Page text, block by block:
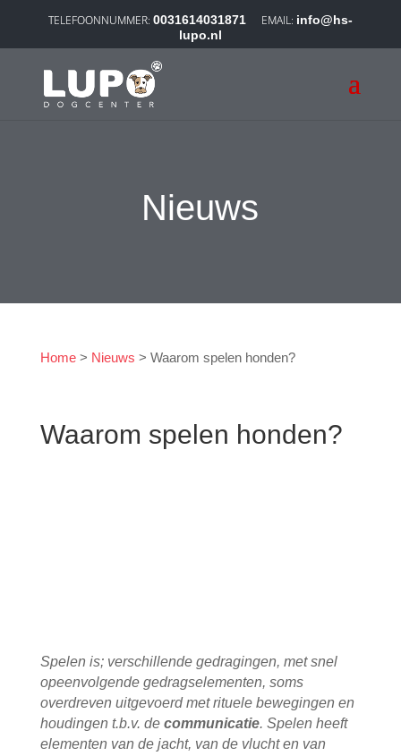
0031614031871
info@hs-
lupo.nl
Nieuws
Home> Nieuws > Waarom spelen honden?
Waarom spelen honden?
Spelen is; verschillende gedragingen, met snel
opeenvolgende gedragselementen, soms
overdreven uitgevoerd met rituele bewegingen en
houdingen t.b.v. de communicatie. Spelen heeft
elementen van de jacht, van de vlucht en van